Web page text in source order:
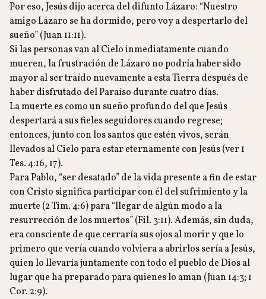
Por eso, Jesús dijo acerca del difunto Lázaro: “Nuestro
amigo Lázaro se ha dormido, pero voy a despertarlo del
sueño” (Juan 11:11).
Si las personas van al Cielo inmediatamente cuando
mueren, la frustración de Lázaro no podría haber sido
mayor al ser traído nuevamente a esta Tierra después de
haber disfrutado del Paraíso durante cuatro días.
La muerte es como un sueño profundo del que Jesús
despertará a sus fieles seguidores cuando regrese;
entonces, junto con los santos que estén vivos, serán
llevados al Cielo para estar eternamente con Jesús (ver 1
Tes. 4:16, 17).
Para Pablo, “ser desatado” de la vida presente a fin de estar
con Cristo significa participar con él del sufrimiento y la
muerte (2 Tim. 4:6) para “llegar de algún modo a la
resurrección de los muertos” (Fil. 3:11). Además, sin duda,
era consciente de que cerraría sus ojos al morir y que lo
primero que vería cuando volviera a abrirlos sería a Jesús,
quien lo llevaría juntamente con todo el pueblo de Dios al
lugar que ha preparado para quienes lo aman (Juan 14:3; 1
Cor. 2:9).